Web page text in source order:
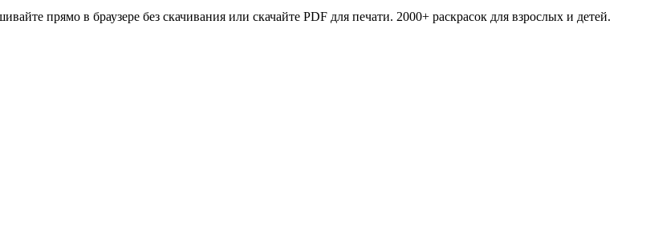
прямо в браузере без скачивания или скачайте PDF для печати. 2000+ раскрасок для взрослых и детей.